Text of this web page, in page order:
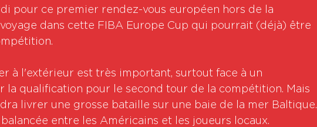
pour ce premier rendez-vous européen hors de la
dans cette FIBA Europe Cup qui pourrait (déjà) être
à l'extérieur est très important, surtout face à un
la qualification pour le second tour de la compétition. Mais
livrer une grosse bataille sur une baie de la mer Baltique.
entre les Américains et les joueurs locaux.